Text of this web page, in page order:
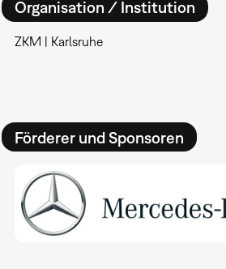
Organisation / Institution
ZKM | Karlsruhe
Förderer und Sponsoren